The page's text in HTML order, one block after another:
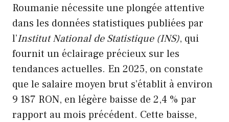
Roumanie nécessite une plongée attentive
dans les données statistiques publiées par
l’Institut National de Statistique (INS), qui
fournit un éclairage précieux sur les
tendances actuelles. En 2025, on constate
que le salaire moyen brut s’établit à environ
9 187 RON, en légère baisse de 2,4 % par
rapport au mois précédent. Cette baisse,